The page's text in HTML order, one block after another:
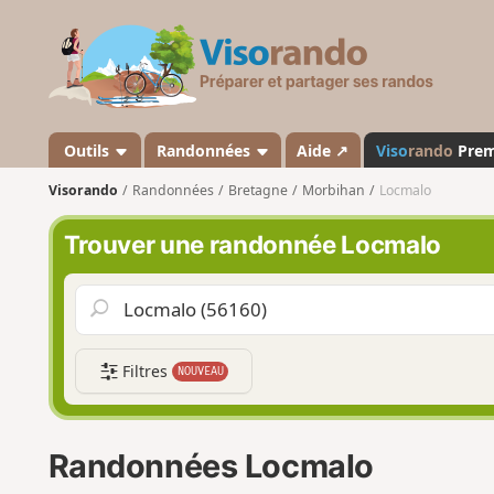
s
a
n
o
Outils Randonnées Aide ↗ Visorando
Visorando Randonnées Bretagne Morbihan Locmalo
Trouver une randonnée Locmalo
Filtres NOUVEAU
Randonnées Locmalo